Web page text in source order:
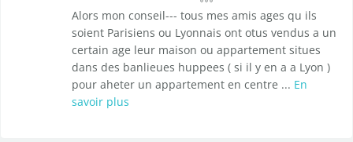
Alors mon conseil--- tous mes amis ages qu ils
soient Parisiens ou Lyonnais ont otus vendus a un
certain age leur maison ou appartement situes
dans des banlieues huppees ( si il y en a a Lyon )
pour aheter un appartement en centre ... En
savoir plus